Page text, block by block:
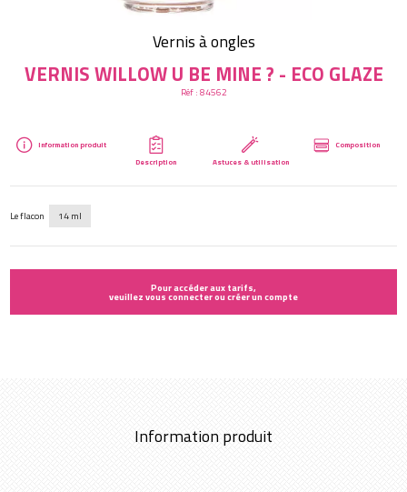
Vernis à ongles
VERNIS WILLOW U BE MINE ? - ECO GLAZE
Réf :84562
Information produit
Description
Astuces & utilisation
Composition
Le flacon 14 ml
Pour accéder aux tarifs,
veuillez vous connecter ou créer un compte
Information produit